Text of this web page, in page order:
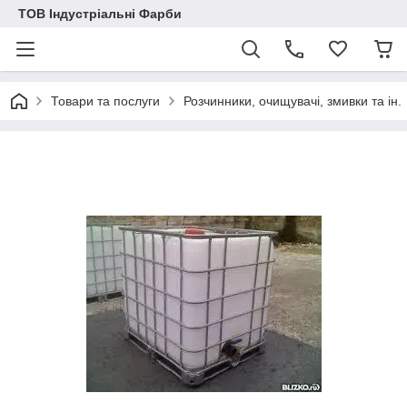
ТОВ Індустріальні Фарби
Товари та послуги Розчинники, очищувачі, змивки та ін.